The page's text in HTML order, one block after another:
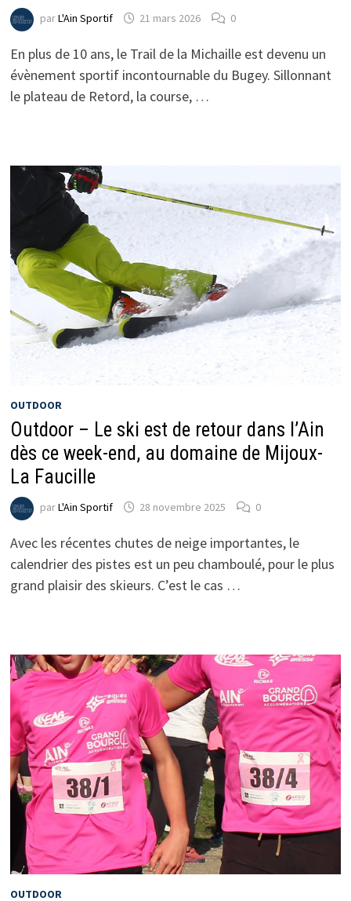
parL'Ain Sportif 21 mars 2026 0
En plus de 10 ans, le Trail de la Michaille est devenu un
évènement sportif incontournable du Bugey. Sillonnant
le plateau de Retord, la course, …
OUTDOOR
Outdoor – Le ski est de retour dans l’Ain
dès ce week-end, au domaine de Mijoux-
La Faucille
parL'Ain Sportif 28 novembre 2025 0
Avec les récentes chutes de neige importantes, le
calendrier des pistes est un peu chamboulé, pour le plus
grand plaisir des skieurs. C’est le cas …
OUTDOOR